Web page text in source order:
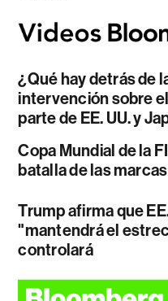
¿Qué hay detrás de
intervención sobre
parte de EE. UU. y
Copa Mundial de la
batalla de las marcas
Trump afirma que
"mantendrá el
controlará